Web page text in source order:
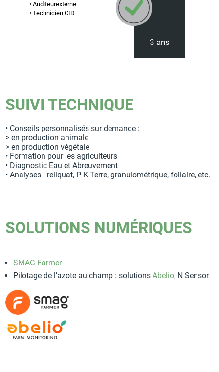
3 ans
• Auditeurexterne
• Technicien CID
SUIVI TECHNIQUE
• Conseils personnalisés sur demande :
> en production animale
> en production végétale
• Formation pour les agriculteurs
• Diagnostic Eau et Abreuvement
• Analyses : reliquat, P K Terre, granulométrique, foliaire, etc.
SOLUTIONS NUMÉRIQUES
SMAG Farmer
Pilotage de l’azote au champ : solutionsAbelio, N Sensor